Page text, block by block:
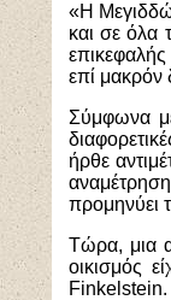
«Η Μεγιδδώ
και σε όλα
επί μακρόν
Σύμφωνα
ήρθε
προμηνύει
Τώρα, μια
οικισμός
Finkelstein.